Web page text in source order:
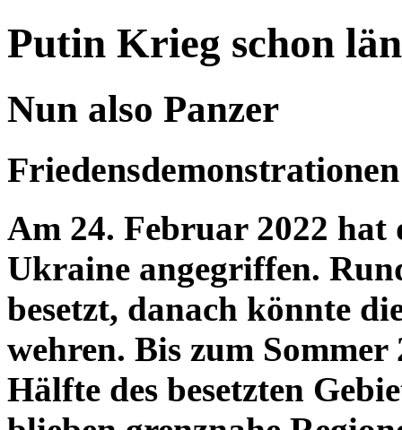
Putin Krieg schon
Nun also Panzer
Am 24. Februar 2022 hat
Ukraine angegriffen.
besetzt, danach könnte
wehren. Bis zum
Hälfte des besetzten